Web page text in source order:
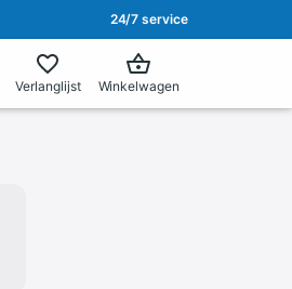
24/7 service
Verlanglijst Winkelwagen